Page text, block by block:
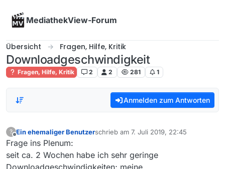
MediathekView-Forum
Übersicht Fragen, Hilfe, Kritik
Downloadgeschwindigkeit
Fragen, Hilfe, Kritik 2 2 281 1
Anmelden zum Antworten
?
Offline
Ein ehemaliger Benutzerschrieb am 7. Juli 2019, 22:45
zuletzt editiert von
Frage ins Plenum:
seit ca. 2 Wochen habe ich sehr geringe